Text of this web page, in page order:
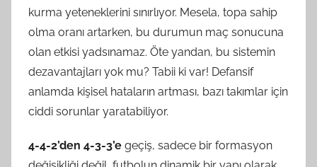
kurma yeteneklerini sınırlıyor. Mesela, topa sahip
olma oranı artarken, bu durumun maç sonucuna
olan etkisi yadsınamaz. Öte yandan, bu sistemin
dezavantajları yok mu? Tabii ki var! Defansif
anlamda kişisel hataların artması, bazı takımlar için
ciddi sorunlar yaratabiliyor.
4-4-2’den 4-3-3’e geçiş, sadece bir formasyon